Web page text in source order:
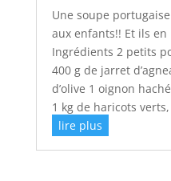
Une soupe
aux enfants!! Et ils
Ingrédients 2 petits
400 g de jarret
d’olive 1 oignon
1 kg de haricots
lire plus